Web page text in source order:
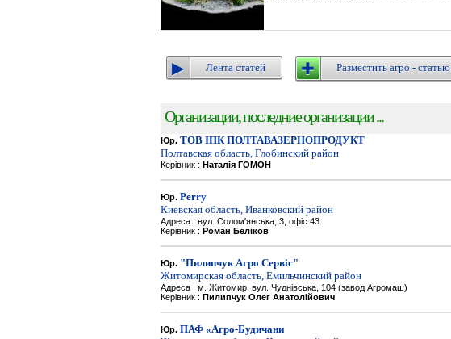
Лента статей Разместить агро - статью
Организации, последние организации ...
Юр. ТОВ ІПК ПОЛТАВАЗЕРНОПРОДУКТ
Полтавская область, Глобинский район
Керівник : Наталія ГОМОН
Юр. Perry
Киевская область, Иванковский район
Адреса : вул. Солом'янська, 3, офіс 43
Керівник : Роман Беліков
Юр. "Пилипчук Агро Сервіс"
Житомирская область, Емильчинский район
Адреса : м. Житомир, вул. Чуднівська, 104 (завод Агромаш)
Керівник : Пилипчук Олег Анатолійович
Юр. ПАФ «Агро-Будичани